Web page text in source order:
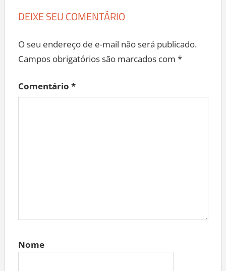
DEIXE SEU COMENTÁRIO
O seu endereço de e-mail não será publicado.
Campos obrigatórios são marcados com *
Comentário *
Nome